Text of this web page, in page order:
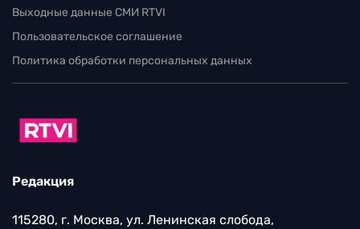
Выходные данные СМИ RTVI
Пользовательское соглашение
Политика обработки персональных данных
Редакция
115280, г. Москва, ул. Ленинская слобода,